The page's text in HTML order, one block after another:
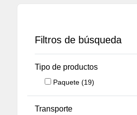
Filtros de búsqueda
Tipo de productos
Paquete (19)
Transporte